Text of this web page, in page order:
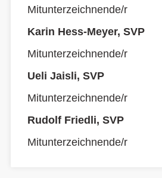
Mitunterzeichnende/r
Karin Hess-Meyer, SVP
Mitunterzeichnende/r
Ueli Jaisli, SVP
Mitunterzeichnende/r
Rudolf Friedli, SVP
Mitunterzeichnende/r